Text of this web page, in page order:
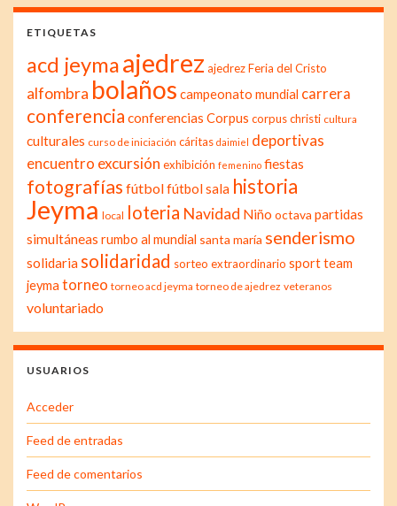
ETIQUETAS
acd jeymaajedrez ajedrez Feria del Cristo
alfombra bolaños campeonato mundial carrera
conferencia conferencias Corpus corpus christi cultura
culturales curso de iniciación cáritas daimiel deportivas
encuentro excursión exhibición femenino fiestas
fotografías fútbolfútbol sala historia
Jeyma local loteria Navidad Niño octava partidas
simultáneas rumbo al mundial santa maría senderismo
solidariasolidaridad sorteo extraordinario sport team
jeyma torneo torneo acd jeyma torneo de ajedrez veteranos
voluntariado
USUARIOS
Acceder
Feed de entradas
Feed de comentarios